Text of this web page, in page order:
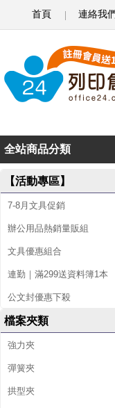
首頁 連絡我
麥
夾
全站商品分類
【活動專區】
7-8月文具促銷
辦公用品熱銷量販組
文具優惠組合
連勤｜滿299送資料簿1本
公文封優惠下殺
檔案夾類
強力夾
彈簧夾
拱型夾